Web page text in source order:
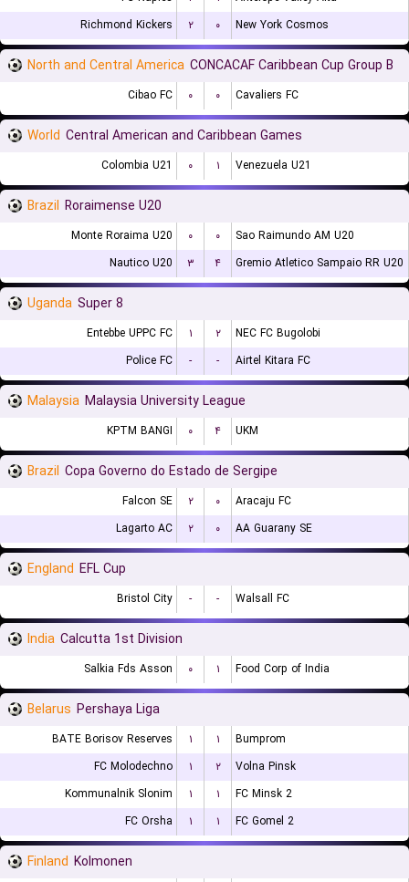
Richmond Kickers
۲ ۰ New York Cosmos
North and Central America CONCACAF Caribbean Cup Group B
Cibao FC ۰ ۰ Cavaliers FC
World Central American and Caribbean Games
Colombia U21 ۰ ۱ Venezuela U21
Brazil Roraimense U20
Monte Roraima U20 ۰ ۰
Sao Raimundo AM U20
Nautico U20
۳ ۴ Gremio Atletico Sampaio RR U20
Uganda Super 8
Entebbe UPPC FC ۱ ۲
NEC FC Bugolobi
Police FC
- - Airtel Kitara FC
Malaysia Malaysia University League
KPTM BANGI ۰ ۴ UKM
Brazil Copa Governo do Estado de Sergipe
Falcon SE ۲ ۰
Aracaju FC
Lagarto AC
۲ ۰ AA Guarany SE
England EFL Cup
Bristol City - - Walsall FC
India Calcutta 1st Division
Salkia Fds Asson ۰ ۱ Food Corp of India
Belarus Pershaya Liga
BATE Borisov Reserves ۱ ۱
Bumprom
FC Molodechno
۱ ۲
Volna Pinsk
Kommunalnik Slonim
۱ ۱
FC Minsk 2
FC Orsha
۱ ۱ FC Gomel 2
Finland Kolmonen